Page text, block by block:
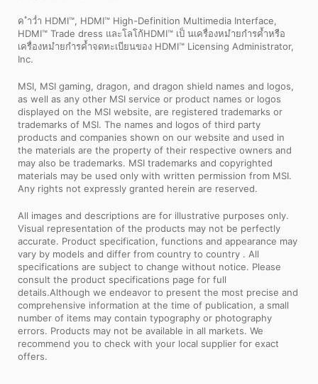
ค ำว่ำ HDMI™, HDMI™ High-Definition Multimedia Interface,
HDMI™ Trade dress และโลโก้HDMI™ เป็ นเครื่องหมำยกำรค้ำหรือ
เครื่องหมำยกำรค้ำจดทะเบียนของ HDMI™ Licensing Administrator,
Inc.
MSI, MSI gaming, dragon, and dragon shield names and logos,
as well as any other MSI service or product names or logos
displayed on the MSI website, are registered trademarks or
trademarks of MSI. The names and logos of third party
products and companies shown on our website and used in
the materials are the property of their respective owners and
may also be trademarks. MSI trademarks and copyrighted
materials may be used only with written permission from MSI.
Any rights not expressly granted herein are reserved.
All images and descriptions are for illustrative purposes only.
Visual representation of the products may not be perfectly
accurate. Product specification, functions and appearance may
vary by models and differ from country to country . All
specifications are subject to change without notice. Please
consult the product specifications page for full
details.Although we endeavor to present the most precise and
comprehensive information at the time of publication, a small
number of items may contain typography or photography
errors. Products may not be available in all markets. We
recommend you to check with your local supplier for exact
offers.